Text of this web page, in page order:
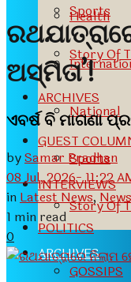
Sports
Story Of
ARCHIVES
GUEST
INTERVIEWS
POLITICS
GOSSIPS
Health
National
Sports
Story Of
ARCHIVES
ଅସ୍ମିତା’!
ଏବର୍ଷ ବି ମାଗଣା
bySamar Pradhan
08 Jul, 2026- 11:22
in Latest News,News
1 min read
0